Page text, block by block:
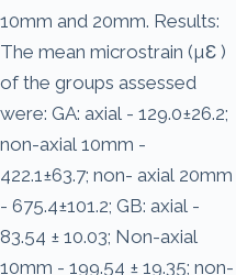
10mm and 20mm. Results:
The mean microstrain (µƐ )
of the groups assessed
were: GA: axial - 129.0±26.2;
non-axial 10mm -
422.1±63.7; non- axial 20mm
- 675.4±101.2; GB: axial -
83.54 ± 10.03; Non-axial
10mm - 199.54 ± 19.35; non-